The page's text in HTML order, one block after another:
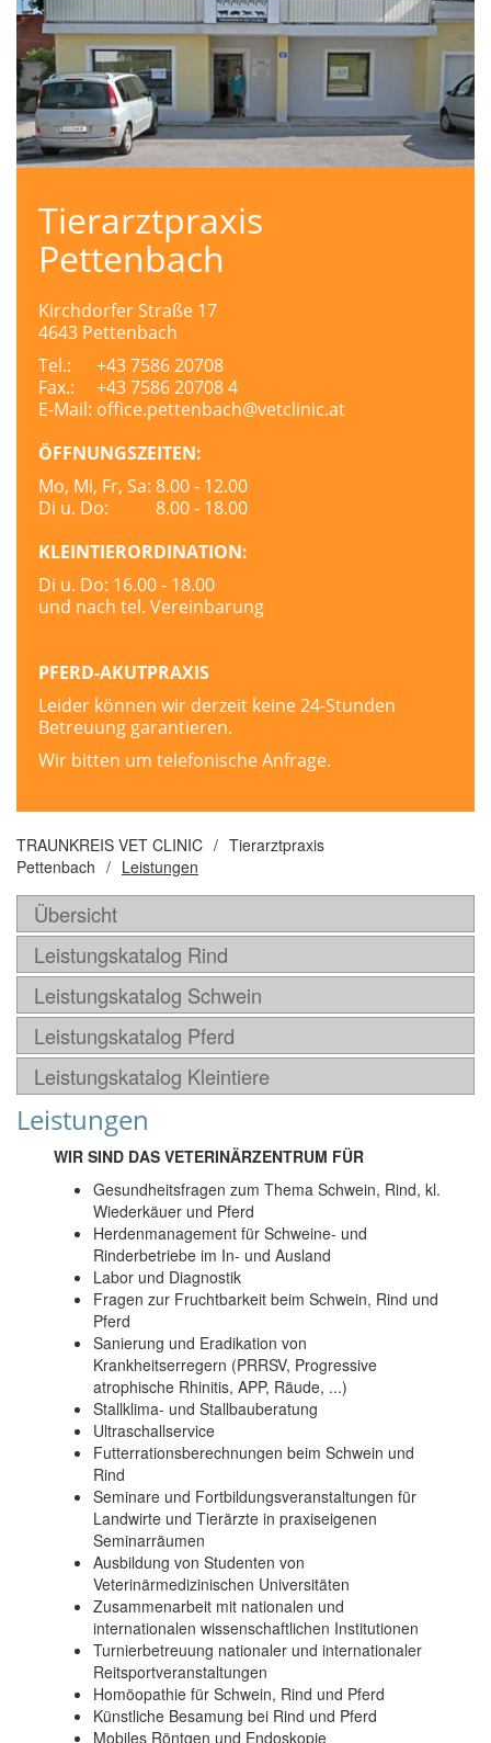
Tierarztpraxis
Pettenbach
Kirchdorfer Straße 17
4643 Pettenbach
Tel.:
+43 7586 20708
Fax.:
+43 7586 20708 4
E-Mail: office.pettenbach@vetclinic.at
ÖFFNUNGSZEITEN:
Mo, Mi, Fr, Sa: 8.00 - 12.00
Di u. Do:
8.00 - 18.00
KLEINTIERORDINATION:
Di u. Do: 16.00 - 18.00
und nach tel. Vereinbarung
PFERD-AKUTPRAXIS
Leider können wir derzeit keine 24-Stunden
Betreuung garantieren.
Wir bitten um telefonische Anfrage.
TRAUNKREIS VET CLINIC / Tierarztpraxis
Pettenbach / Leistungen
Übersicht
Leistungskatalog Rind
Leistungskatalog Schwein
Leistungskatalog Pferd
Leistungskatalog Kleintiere
Leistungen
WIR SIND DAS VETERINÄRZENTRUM FÜR
Gesundheitsfragen zum Thema Schwein, Rind, kl.
Wiederkäuer und Pferd
Herdenmanagement für Schweine- und
Rinderbetriebe im In- und Ausland
Labor und Diagnostik
Fragen zur Fruchtbarkeit beim Schwein, Rind und
Pferd
Sanierung und Eradikation von
Krankheitserregern (PRRSV, Progressive
atrophische Rhinitis, APP, Räude, ...)
Stallklima- und Stallbauberatung
Ultraschallservice
Futterrationsberechnungen beim Schwein und
Rind
Seminare und Fortbildungsveranstaltungen für
Landwirte und Tierärzte in praxiseigenen
Seminarräumen
Ausbildung von Studenten von
Veterinärmedizinischen Universitäten
Zusammenarbeit mit nationalen und
internationalen wissenschaftlichen Institutionen
Turnierbetreuung nationaler und internationaler
Reitsportveranstaltungen
Homöopathie für Schwein, Rind und Pferd
Künstliche Besamung bei Rind und Pferd
Mobiles Röntgen und Endoskopie